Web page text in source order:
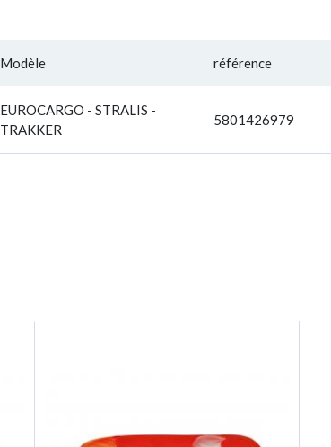
Modèle référence
EUROCARGO - STRALIS -
TRAKKER
5801426979